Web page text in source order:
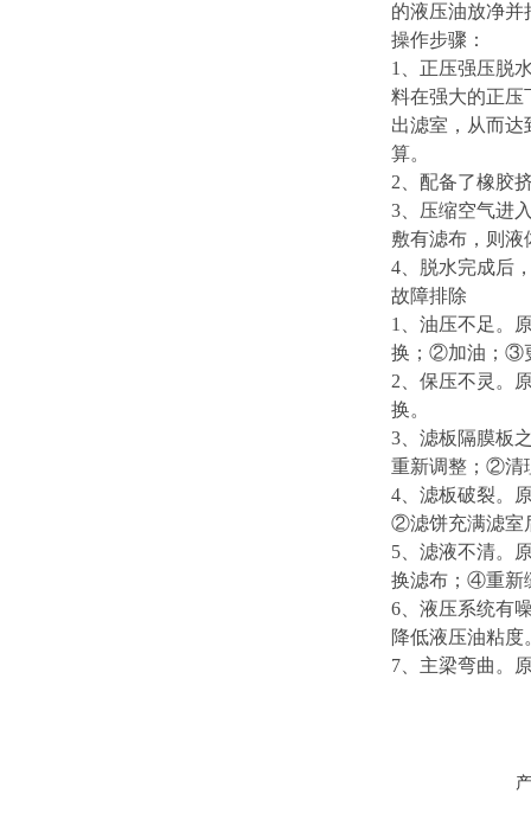
的液压油放净
操作步骤：
1、正压强压脱
料在强大的正压
出滤室，从而
算。
2、配备了橡胶
3、压缩空气进
敷有滤布，则
4、脱水完成后
故障排除
1、油压不足。
换；②加油；③
2、保压不灵。
换。
3、滤板隔膜板
重新调整；②
4、滤板破裂。
②滤饼充满滤室
5、滤液不清。
换滤布；④重
6、液压系统有
降低液压油粘
7、主梁弯曲。